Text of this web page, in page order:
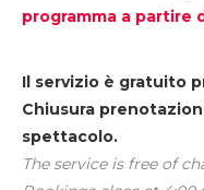
programma a partire
Il servizio è gratuito
Chiusura
spettacolo.
The service is free of